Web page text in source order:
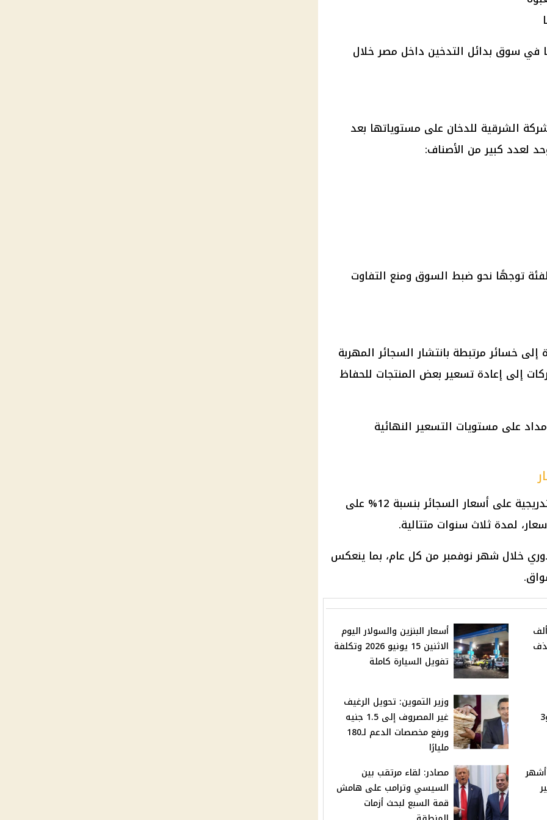
في سوق بدائل التدخين داخل مصر خلال
الشرقية للدخان على مستوياتها بعد
لعدد كبير من الأصناف:
توجهًا نحو ضبط السوق ومنع التفاوت
إلى خسائر مرتبطة بانتشار السجائر المهربة
إلى إعادة تسعير بعض المنتجات للحفاظ
على مستويات التسعير النهائية
أقر البرلمان تطبيق زيادات سنوية تدريجية على أسعار السجائر بنسبة 12% على
لمدة ثلاث سنوات متتالية.
خلال شهر نوفمبر من كل عام، بما ينعكس
إلغاء 850 ألف
أسعار البنزين والسولار اليوم
الاثنين 15 يونيو 2026 وتكلفة
تفويل السيارة كاملة
2026 الخميس 18 يونيو و3
وزير التموين: تحويل الرغيف
غير المصروف إلى 1.5 جنيه
ورفع مخصصات الدعم لـ180
مليارًا
مصادر: لقاء مرتقب بين
السيسي وترامب على هامش
قمة السبع لبحث أزمات